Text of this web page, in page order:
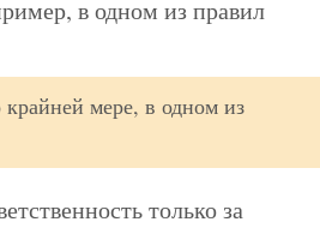
в одном из правил
мере, в одном из
только за